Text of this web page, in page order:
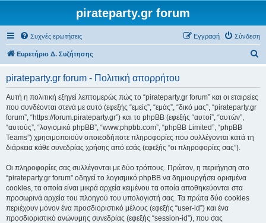
pirateparty.gr forum
Συχνές ερωτήσεις Σύνδεση
Εγγραφή
Ευρετήριο Δ. Συζήτησης
pirateparty.gr forum - Πολιτική απορρήτου
Αυτή η πολιτική εξηγεί λεπτομερώς πώς το “pirateparty.gr forum” και οι εταιρείες
που συνδέονται στενά με αυτό (εφεξής “εμείς”, “εμάς”, “δικό μας”, “pirateparty.gr
forum”, “https://forum.pirateparty.gr”) και το phpBB (εφεξής “αυτοί”, “αυτών”,
“αυτούς”, “λογισμικό phpBB”, “www.phpbb.com”, “phpBB Limited”, “phpBB
Teams”) χρησιμοποιούν οποιεσδήποτε πληροφορίες που συλλέγονται κατά τη
διάρκεια κάθε συνεδρίας χρήσης από εσάς (εφεξής “οι πληροφορίες σας”).
Οι πληροφορίες σας συλλέγονται με δύο τρόπους. Πρώτον, η περιήγηση στο
“pirateparty.gr forum” οδηγεί το λογισμικό phpBB να δημιουργήσει ορισμένα
cookies, τα οποία είναι μικρά αρχεία κειμένου τα οποία αποθηκεύονται στα
προσωρινά αρχεία του πλοηγού του υπολογιστή σας. Τα πρώτα δύο cookies
περιέχουν μόνον ένα προσδιοριστικό μέλους (εφεξής “user-id”) και ένα
προσδιοριστικό ανώνυμης συνεδρίας (εφεξής “session-id”), που σας